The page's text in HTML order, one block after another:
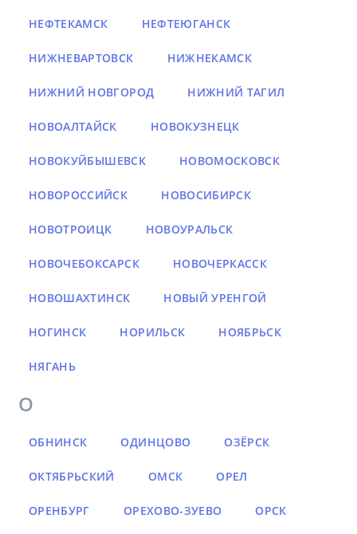
НЕФТЕКАМСК НЕФТЕЮГАНСК
НИЖНЕВАРТОВСК НИЖНЕКАМСК
НИЖНИЙ НОВГОРОД НИЖНИЙ ТАГИЛ
НОВОАЛТАЙСК НОВОКУЗНЕЦК
НОВОКУЙБЫШЕВСК НОВОМОСКОВСК
НОВОРОССИЙСК НОВОСИБИРСК
НОВОТРОИЦК НОВОУРАЛЬСК
НОВОЧЕБОКСАРСК НОВОЧЕРКАССК
НОВОШАХТИНСК НОВЫЙ УРЕНГОЙ
НОГИНСК НОРИЛЬСК НОЯБРЬСК
НЯГАНЬ
О
ОБНИНСК ОДИНЦОВО ОЗЁРСК
ОКТЯБРЬСКИЙ ОМСК ОРЕЛ
ОРЕНБУРГ ОРЕХОВО-ЗУЕВО ОРСК